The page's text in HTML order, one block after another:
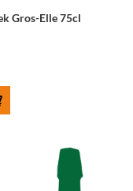
Gros-Elle 75cl